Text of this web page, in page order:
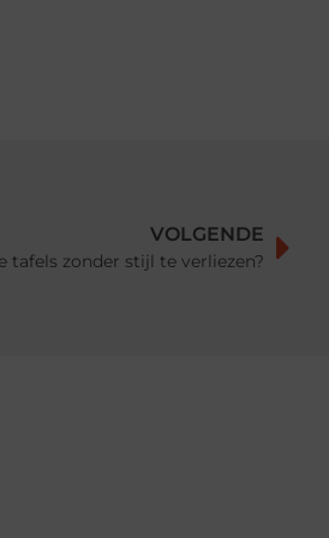
VOLGENDE
tafels zonder stijl te verliezen?